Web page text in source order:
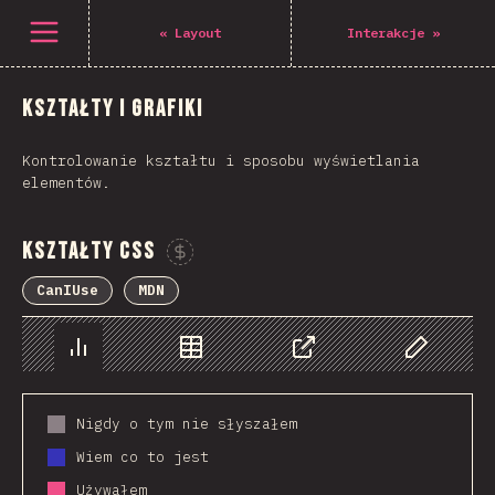
Open menu « Layout Interakcje »
Kształty i grafiki
Kontrolowanie kształtu i sposobu wyświetlania
elementów.
Kształty CSS
CanIUse MDN
Chart Data Share Customize
Nigdy o tym nie słyszałem
Wiem co to jest
Używałem
Navigated to The State of CSS 2021